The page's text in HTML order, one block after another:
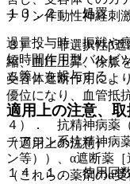
１３．２． 処置
過量投与時、振戦や
短時間作用型バルビ
ム等）を投与する。
適用上の注意、
（適用上の注意）
１４．１． 使用回
ナリン作動性神経刺
３）． 非選択性β遮
縮、血圧上昇、徐脈
受容体遮断作用によ
優位になり、血管抵
４）． 抗精神病薬
チアジン系抗精神病
ン等））、α遮断薬
（これらの薬剤のα